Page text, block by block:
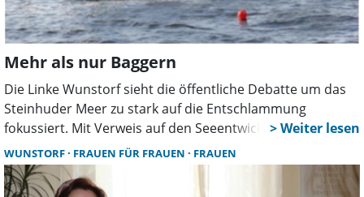
Mehr als nur Baggern
Die Linke Wunstorf sieht die öffentliche Debatte um das
Steinhuder Meer zu stark auf die Entschlammung
fokussiert. Mit Verweis auf den Seeentwicklungsplan
fordert die Partei, die Ursachen der Verschlammung
stärker zu bekämpfen und kommunale
Handlungsmöglichkeiten konsequent zu nutzen.
WUNSTORF FRAUEN FÜR FRAUEN FRAUEN